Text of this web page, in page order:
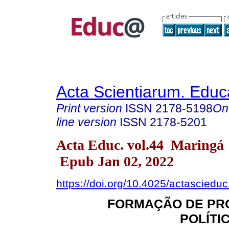
Acta Scientiarum.
Print version ISSN 2178-5198
line version ISSN 2178-5201
Acta Educ. vol.44 Maringá
Epub Jan 02, 2022
https://doi.org/10.4025/
FORMAÇÃO DE